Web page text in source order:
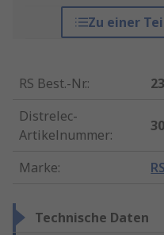
Zu einer
RS Best.-Nr.:
Distrelec-
Artikelnummer:
Marke:
Technische Daten